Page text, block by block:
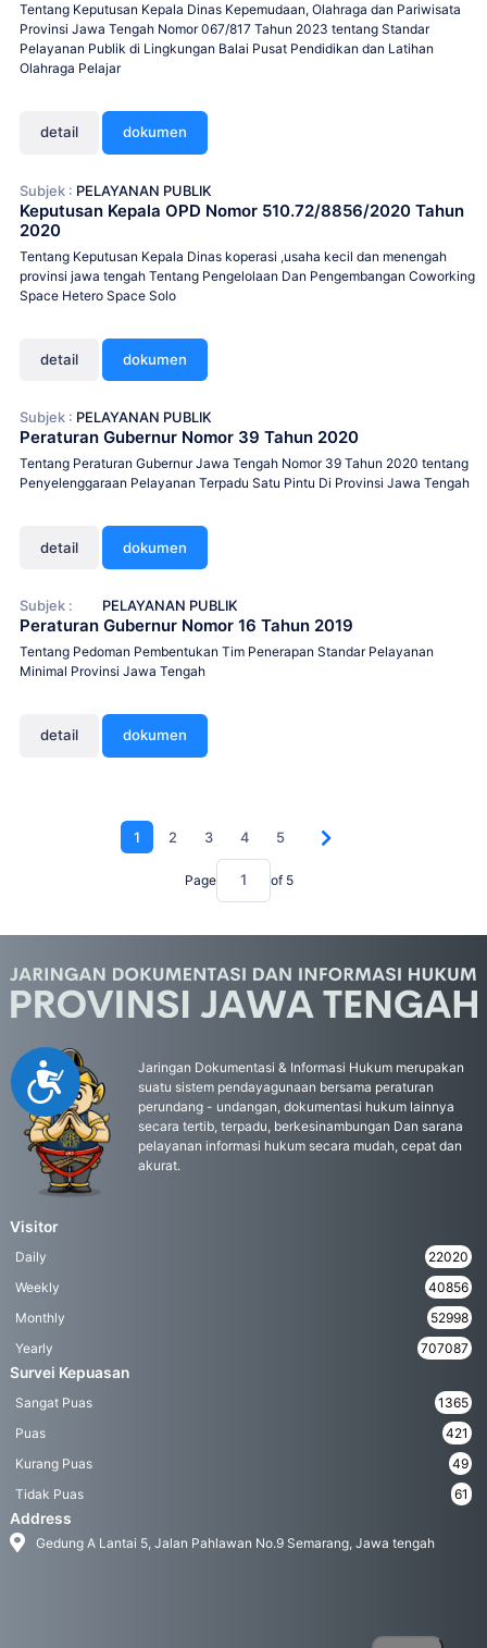
Accessibility
Tentang Keputusan Kepala Dinas Kepemudaan, Olahraga dan Pariwisata
Provinsi Jawa Tengah Nomor 067/817 Tahun 2023 tentang Standar
Pelayanan Publik di Lingkungan Balai Pusat Pendidikan dan Latihan
Olahraga Pelajar
detail dokumen
Subjek : PELAYANAN PUBLIK
Keputusan Kepala OPD Nomor 510.72/8856/2020 Tahun
2020
Tentang Keputusan Kepala Dinas koperasi ,usaha kecil dan menengah
provinsi jawa tengah Tentang Pengelolaan Dan Pengembangan Coworking
Space Hetero Space Solo
detail dokumen
Subjek : PELAYANAN PUBLIK
Peraturan Gubernur Nomor 39 Tahun 2020
Tentang Peraturan Gubernur Jawa Tengah Nomor 39 Tahun 2020 tentang
Penyelenggaraan Pelayanan Terpadu Satu Pintu Di Provinsi Jawa Tengah
detail dokumen
Subjek : PELAYANAN PUBLIK
Peraturan Gubernur Nomor 16 Tahun 2019
Tentang Pedoman Pembentukan Tim Penerapan Standar Pelayanan
Minimal Provinsi Jawa Tengah
detail dokumen
1 2 3 4 5
Page of 5
Jaringan Dokumentasi & Informasi Hukum merupakan
suatu sistem pendayagunaan bersama peraturan
perundang - undangan, dokumentasi hukum lainnya
secara tertib, terpadu, berkesinambungan Dan sarana
pelayanan informasi hukum secara mudah, cepat dan
akurat.
Visitor
Daily
22020
Weekly
40856
Monthly
52998
Yearly
707087
Survei Kepuasan
Sangat Puas
1365
Puas
421
Kurang Puas
49
Tidak Puas
61
Address
Gedung A Lantai 5, Jalan Pahlawan No.9 Semarang, Jawa tengah